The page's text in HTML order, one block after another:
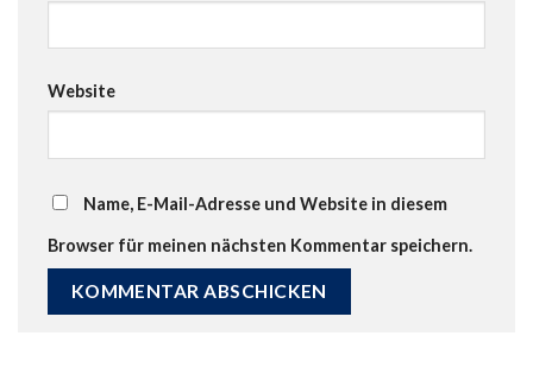
Website
Name, E-Mail-Adresse und Website in diesem
Browser für meinen nächsten Kommentar speichern.